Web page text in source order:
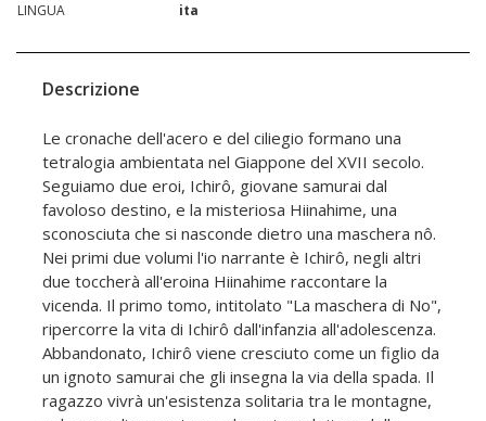
LINGUA
ita
Descrizione
Le cronache dell'acero e del ciliegio formano una
tetralogia ambientata nel Giappone del XVII secolo.
Seguiamo due eroi, Ichirô, giovane samurai dal
favoloso destino, e la misteriosa Hiinahime, una
sconosciuta che si nasconde dietro una maschera nô.
Nei primi due volumi l'io narrante è Ichirô, negli altri
due toccherà all'eroina Hiinahime raccontare la
vicenda. Il primo tomo, intitolato "La maschera di No",
ripercorre la vita di Ichirô dall'infanzia all'adolescenza.
Abbandonato, Ichirô viene cresciuto come un figlio da
un ignoto samurai che gli insegna la via della spada. Il
ragazzo vivrà un'esistenza solitaria tra le montagne,